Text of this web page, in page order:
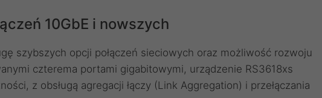
10GbE i nowszych
szybszych opcji połączeń sieciowych oraz możliwość rozwoju
czterema portami gigabitowymi, urządzenie RS3618xs
z obsługą agregacji łączy (Link Aggregation) i przełączania